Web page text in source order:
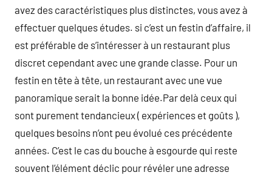
avez des caractéristiques plus distinctes, vous avez à
effectuer quelques études. si c’est un festin d’affaire, il
est préférable de s’intéresser à un restaurant plus
discret cependant avec une grande classe. Pour un
festin en tête à tête, un restaurant avec une vue
panoramique serait la bonne idée.Par delà ceux qui
sont purement tendancieux ( expériences et goûts ),
quelques besoins n’ont peu évolué ces précédente
années. C’est le cas du bouche à esgourde qui reste
souvent l’élément déclic pour révéler une adresse